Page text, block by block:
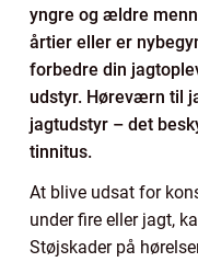
yngre og ældre
årtier eller er
forbedre din
udstyr. Høreværn til
jagtudstyr – det
tinnitus.
At blive udsat for
under fire eller jagt,
Støjskader på